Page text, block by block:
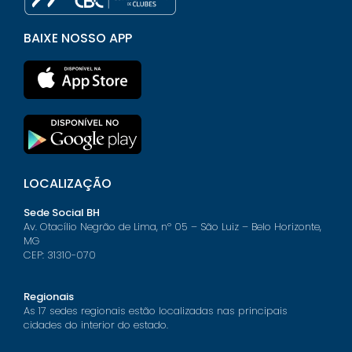
BAIXE NOSSO APP
LOCALIZAÇÃO
Sede Social BH
Av. Otacílio Negrão de Lima, nº 05 – São Luiz – Belo Horizonte,
MG
CEP: 31310-070
Regionais
As 17 sedes regionais estão localizadas nas principais
cidades do interior do estado.